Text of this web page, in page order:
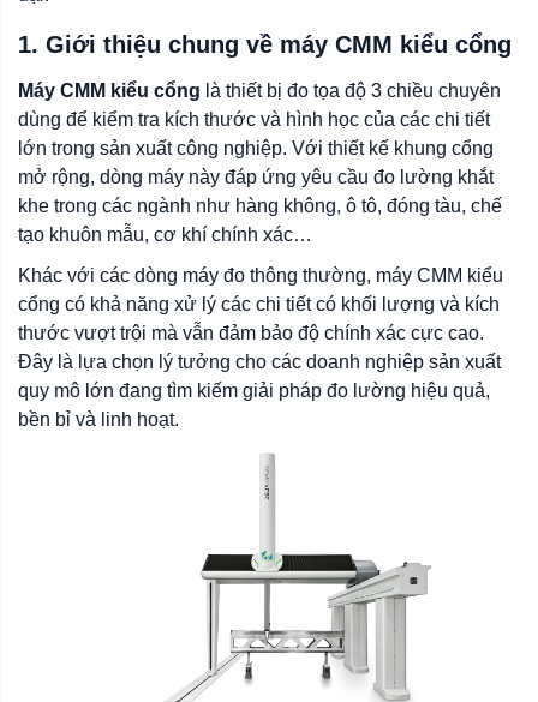
1. Giới thiệu chung về máy CMM kiểu cổng
Máy CMM kiểu cổng là thiết bị đo tọa độ 3 chiều chuyên
dùng để kiểm tra kích thước và hình học của các chi tiết
lớn trong sản xuất công nghiệp. Với thiết kế khung cổng
mở rộng, dòng máy này đáp ứng yêu cầu đo lường khắt
khe trong các ngành như hàng không, ô tô, đóng tàu, chế
tạo khuôn mẫu, cơ khí chính xác…
Khác với các dòng máy đo thông thường, máy CMM kiểu
cổng có khả năng xử lý các chi tiết có khối lượng và kích
thước vượt trội mà vẫn đảm bảo độ chính xác cực cao.
Đây là lựa chọn lý tưởng cho các doanh nghiệp sản xuất
quy mô lớn đang tìm kiếm giải pháp đo lường hiệu quả,
bền bỉ và linh hoạt.